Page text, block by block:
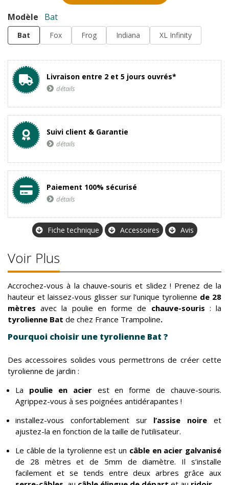
Modèle Bat
Bat Fox Frog Indiana XL Infinity
Livraison entre 2 et 5 jours ouvrés*
détails
Suivi client & Garantie
détails
Paiement 100% sécurisé
détails
Fiche technique Accessoires Avis
Voir Plus
Accrochez-vous à la chauve-souris et slidez ! Prenez de la
hauteur et laissez-vous glisser sur l’unique tyrolienne de 28
mètres avec la poulie en forme de chauve-souris : la
tyrolienne Bat de chez France Trampoline.
Pourquoi choisir une tyrolienne Bat ?
Des accessoires solides vous permettrons de créer cette
tyrolienne de jardin :
La poulie en acierest en forme de chauve-souris.
Agrippez-vous à ses poignées antidérapantes !
installez-vous confortablement sur l’assise noireet
ajustez-la en fonction de la taille de l’utilisateur.
Le câble de la tyrolienne est un câble en acier galvanisé
de 28 mètres et de 5mm de diamètre. Il s’installe
facilement et se tends entre deux arbres grâce aux